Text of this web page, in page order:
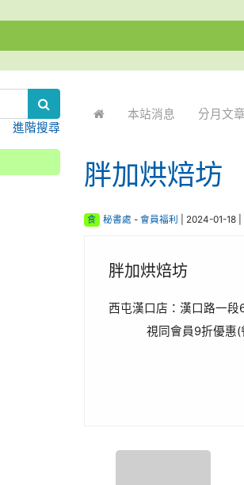
本站消息 分月文章
胖加烘焙坊
食 秘書處 - 會員福利 | 2024-01-18
胖加烘焙坊
西屯漢口店：漢口路一段
視同會員9折優惠(餐
進階搜尋